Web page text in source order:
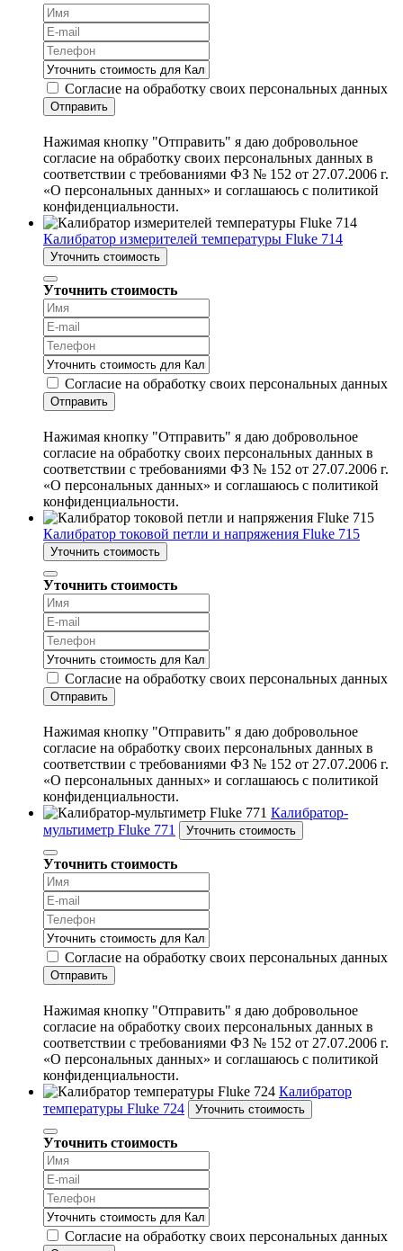
Согласие на обработку своих персональных данных
Отправить
Нажимая кнопку "Отправить" я даю добровольное
согласие на обработку своих персональных данных в
соответствии с требованиями ФЗ № 152 от 27.07.2006 г.
«О персональных данных» и соглашаюсь с политикой
конфиденциальности.
Калибратор измерителей температуры Fluke 714
Уточнить стоимость
Уточнить стоимость
Согласие на обработку своих персональных данных
Отправить
Нажимая кнопку "Отправить" я даю добровольное
согласие на обработку своих персональных данных в
соответствии с требованиями ФЗ № 152 от 27.07.2006 г.
«О персональных данных» и соглашаюсь с политикой
конфиденциальности.
Калибратор токовой петли и напряжения Fluke 715
Уточнить стоимость
Уточнить стоимость
Согласие на обработку своих персональных данных
Отправить
Нажимая кнопку "Отправить" я даю добровольное
согласие на обработку своих персональных данных в
соответствии с требованиями ФЗ № 152 от 27.07.2006 г.
«О персональных данных» и соглашаюсь с политикой
конфиденциальности.
Калибратор-
мультиметр Fluke 771
Уточнить стоимость
Уточнить стоимость
Согласие на обработку своих персональных данных
Отправить
Нажимая кнопку "Отправить" я даю добровольное
согласие на обработку своих персональных данных в
соответствии с требованиями ФЗ № 152 от 27.07.2006 г.
«О персональных данных» и соглашаюсь с политикой
конфиденциальности.
Калибратор
температуры Fluke 724
Уточнить стоимость
Уточнить стоимость
Согласие на обработку своих персональных данных